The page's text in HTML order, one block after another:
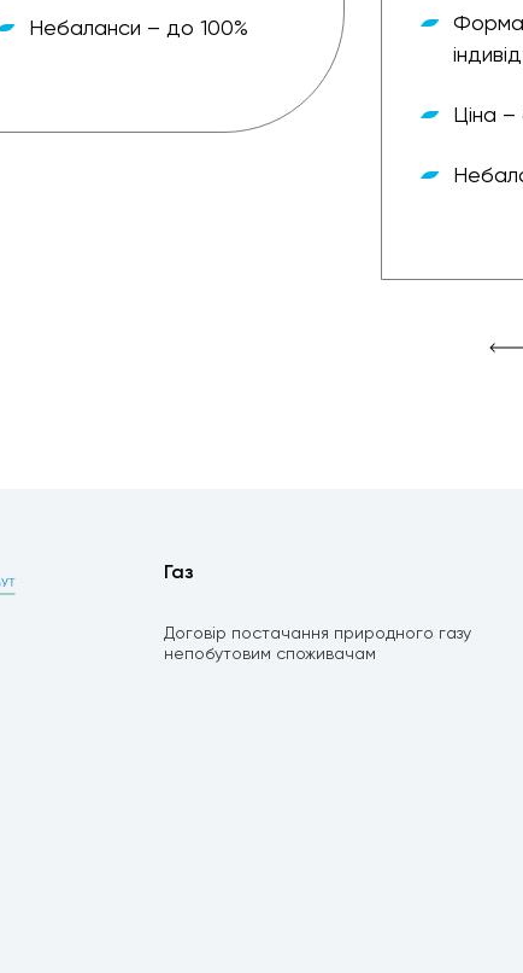
Небаланси – до 100%
Форма
Ціна –
Газ
Договір постачання природного газу
непобутовим споживачам